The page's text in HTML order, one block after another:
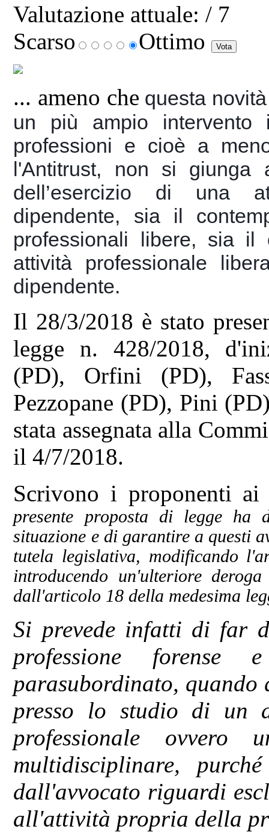
Valutazione attuale: / 7
Scarso
Ottimo
... ameno che questa
un più ampio intervento
professioni e cioè a
l'Antitrust, non si giunga
dell’esercizio di una
dipendente, sia il
professionali libere, sia il
attività professionale
dipendente.
Il 28/3/2018 è stato
legge n. 428/2018,
(PD), Orfini (PD),
Pezzopane (PD), Pini
stata assegnata alla
il 4/7/2018.
Scrivono i proponenti
presente proposta di legge ha
situazione e di garantire a questi
tutela legislativa, modificando
introducendo un'ulteriore
dall'articolo 18 della medesima
Si prevede infatti di far
professione
parasubordinato, quando
presso lo studio di un
professionale
multidisciplinare,
dall'avvocato riguardi
all'attività propria della